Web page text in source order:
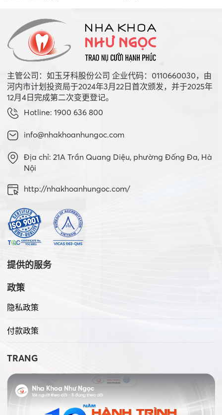
主管公司：如玉牙科股份公司 企业代码：0110660030，由
河内市计划投资局于2024年3月22日首次颁发，并于2025年
12月4日完成第二次变更登记。
Hotline: 1900 636 800
info@nhakhoanhungoc.com
Địa chỉ: 21A Trần Quang Diệu, phường Đống Đa, Hà
Nội
http://nhakhoanhungoc.com/
提供的服务
政策
隐私政策
付款政策
TRANG